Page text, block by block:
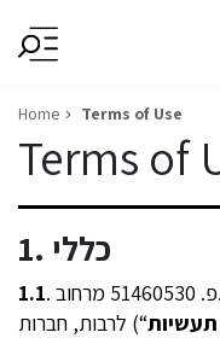
Home Terms of Use
Terms of
1. כללי
1.1. רב בריח (08) תעשיות בע”מ, ח.פ. 51460530 מרחוב
“) לרבות, חברות